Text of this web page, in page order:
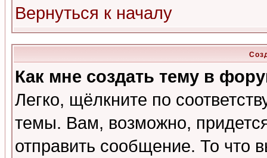
Вернуться к началу
Как мне создать тему в
Легко, щёлкните по
темы. Вам, возможно,
отправить сообщение. То что